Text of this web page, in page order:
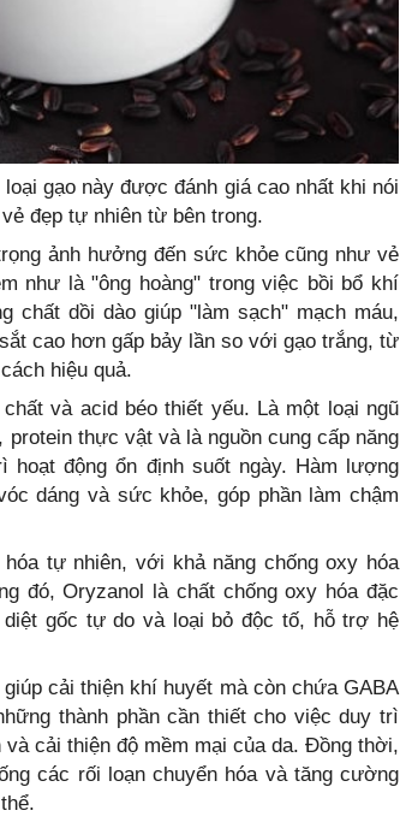
gạo này được đánh giá cao nhất khi nói
đẹp tự nhiên từ bên trong.
ảnh hưởng đến sức khỏe cũng như vẻ
như là "ông hoàng" trong việc bồi bổ khí
chất dồi dào giúp "làm sạch" mạch máu,
cao hơn gấp bảy lần so với gạo trắng, từ
hiệu quả.
và acid béo thiết yếu. Là một loại ngũ
thực vật và là nguồn cung cấp năng
động ổn định suốt ngày. Hàm lượng
dáng và sức khỏe, góp phần làm chậm
tự nhiên, với khả năng chống oxy hóa
đó, Oryzanol là chất chống oxy hóa đặc
gốc tự do và loại bỏ độc tố, hỗ trợ hệ
cải thiện khí huyết mà còn chứa GABA
thành phần cần thiết cho việc duy trì
cải thiện độ mềm mại của da. Đồng thời,
các rối loạn chuyển hóa và tăng cường